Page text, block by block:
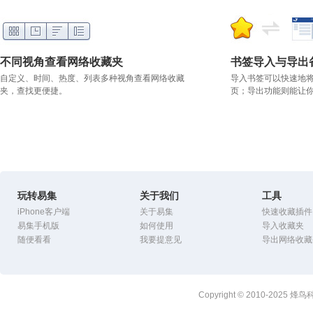
不同视角查看网络收藏夹
自定义、时间、热度、列表多种视角查看网络收藏
夹，查找更便捷。
书签导入与导出
导入书签可以快速地
页；导出功能则能让
玩转易集
iPhone客户端
易集手机版
随便看看
关于我们
关于易集
如何使用
我要提意见
工具
快速收藏插件
导入收藏夹
导出网络收
Copyright © 2010-2025 烽鸟